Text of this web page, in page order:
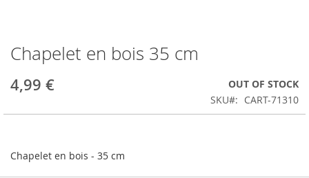
Skip
to
the
beginning
Chapelet en bois 35 cm
4,99 €
OUT OF STOCK
SKU
CART-71310
Chapelet en bois - 35 cm